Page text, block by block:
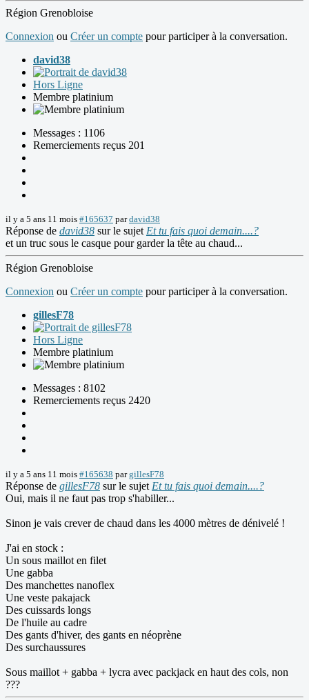
Région Grenobloise
Connexion ou Créer un compte pour participer à la conversation.
david38
Hors Ligne
Membre platinium
Messages : 1106
Remerciements reçus 201
il y a 5 ans 11 mois #165637 pardavid38
Réponse de david38 sur le sujet Et tu fais quoi demain....?
et un truc sous le casque pour garder la tête au chaud...
Région Grenobloise
Connexion ou Créer un compte pour participer à la conversation.
gillesF78
Hors Ligne
Membre platinium
Messages : 8102
Remerciements reçus 2420
il y a 5 ans 11 mois #165638 pargillesF78
Réponse de gillesF78 sur le sujet Et tu fais quoi demain....?
Oui, mais il ne faut pas trop s'habiller...
Sinon je vais crever de chaud dans les 4000 mètres de dénivelé !
J'ai en stock :
Un sous maillot en filet
Une gabba
Des manchettes nanoflex
Une veste pakajack
Des cuissards longs
De l'huile au cadre
Des gants d'hiver, des gants en néoprène
Des surchaussures
Sous maillot + gabba + lycra avec packjack en haut des cols, non
???